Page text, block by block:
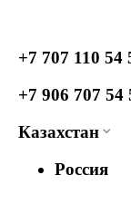
+7 707 110 54
+7 906 707 54
Казахстан
Россия